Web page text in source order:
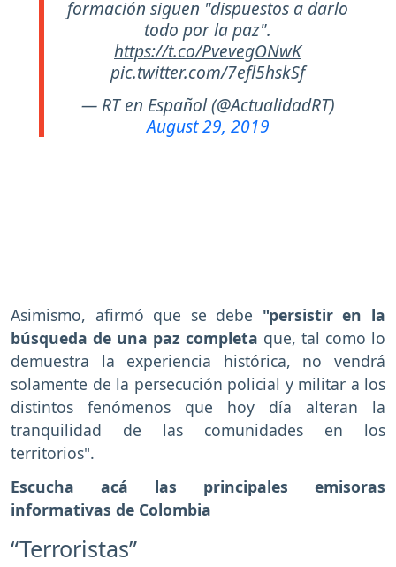
formación siguen "dispuestos a darlo
todo por la paz".
https://t.co/PvevegONwK
pic.twitter.com/7efl5hskSf
— RT en Español (@ActualidadRT)
August 29, 2019
Asimismo, afirmó que se debe "persistir en la
búsqueda de una paz completa que, tal como lo
demuestra la experiencia histórica, no vendrá
solamente de la persecución policial y militar a los
distintos fenómenos que hoy día alteran la
tranquilidad de las comunidades en los
territorios".
Escucha acá las principales emisoras
informativas de Colombia
“Terroristas”